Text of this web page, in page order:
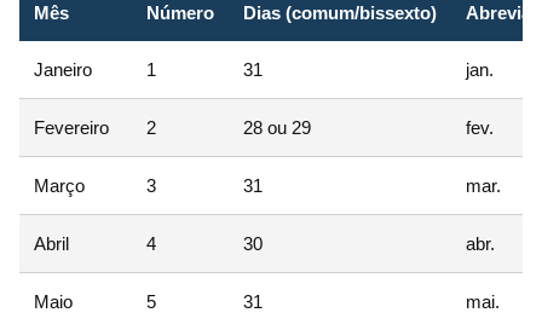
Mês Número Dias (comum/bissexto)
Janeiro 1 31 jan.
Fevereiro 2 28 ou 29 fev.
Março 3 31 mar.
Abril 4 30 abr.
Maio 5 31 mai.